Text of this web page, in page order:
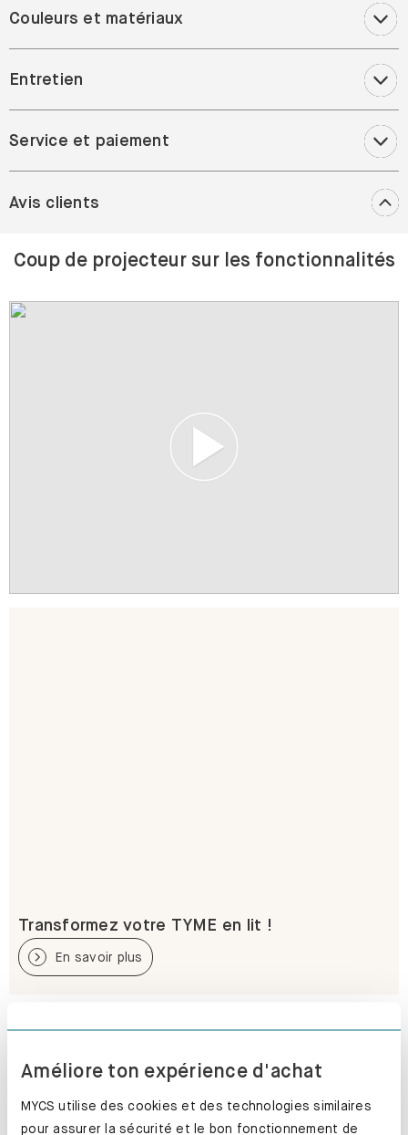
Améliore ton expérience d'achat
MYCS utilise des cookies et des technologies similaires
pour assurer la sécurité et le bon fonctionnement de
Couleurs et matériaux
Entretien
Service et paiement
Avis clients
Coup de projecteur sur les fonctionnalités
Transformez votre TYME en lit !
En savoir plus